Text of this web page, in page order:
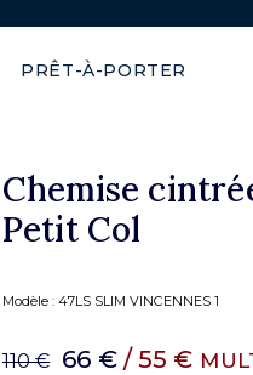
PRÊT-À-PORTER
Chemise
Petit Col
Modèle :47LS SLIM VINCENNES 1
110 € 66 €/ 55 €